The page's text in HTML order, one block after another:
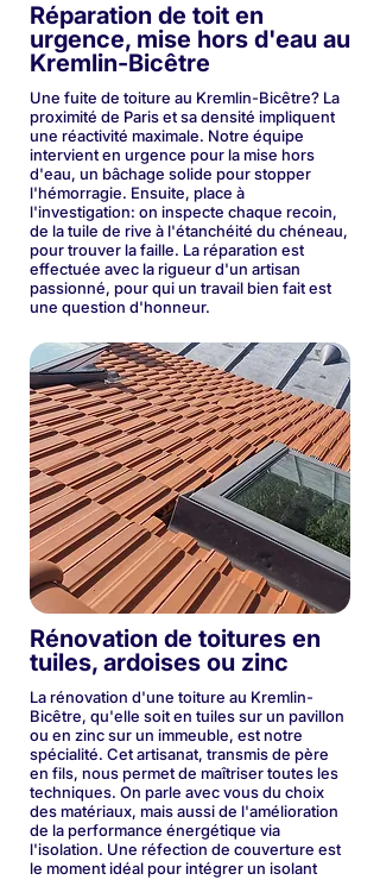
Réparation de toit en
urgence, mise hors d'eau au
Kremlin-Bicêtre
Une fuite de toiture au Kremlin-Bicêtre? La
proximité de Paris et sa densité impliquent
une réactivité maximale. Notre équipe
intervient en urgence pour la mise hors
d'eau, un bâchage solide pour stopper
l'hémorragie. Ensuite, place à
l'investigation: on inspecte chaque recoin,
de la tuile de rive à l'étanchéité du chéneau,
pour trouver la faille. La réparation est
effectuée avec la rigueur d'un artisan
passionné, pour qui un travail bien fait est
une question d'honneur.
Rénovation de toitures en
tuiles, ardoises ou zinc
La rénovation d'une toiture au Kremlin-
Bicêtre, qu'elle soit en tuiles sur un pavillon
ou en zinc sur un immeuble, est notre
spécialité. Cet artisanat, transmis de père
en fils, nous permet de maîtriser toutes les
techniques. On parle avec vous du choix
des matériaux, mais aussi de l'amélioration
de la performance énergétique via
l'isolation. Une réfection de couverture est
le moment idéal pour intégrer un isolant